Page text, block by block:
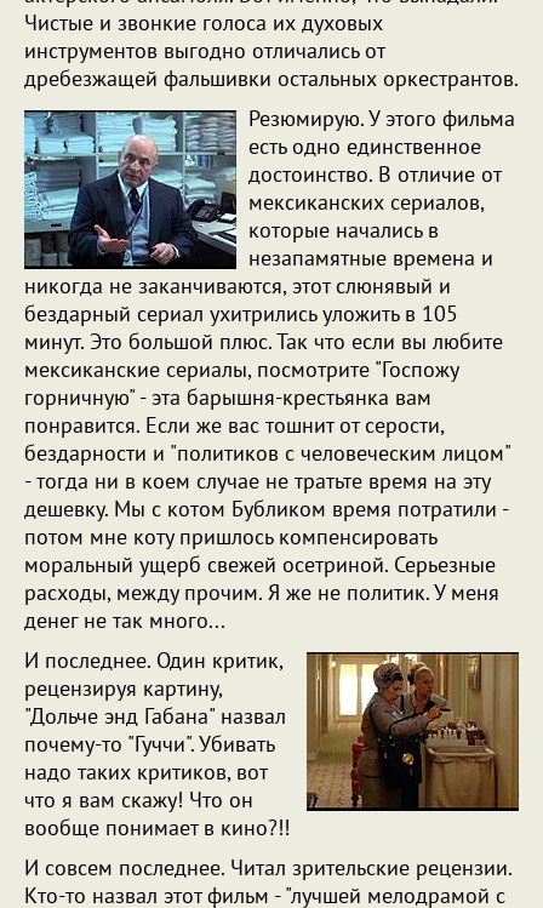
Чистые и звонкие голоса их духовых
инструментов выгодно отличались от
дребезжащей фальшивки остальных оркестрантов.
Резюмирую. У этого фильма
есть одно единственное
достоинство. В отличие от
мексиканских сериалов,
которые начались в
незапамятные времена и
никогда не заканчиваются, этот слюнявый и
бездарный сериал ухитрились уложить в 105
минут. Это большой плюс. Так что если вы любите
мексиканские сериалы, посмотрите "Госпожу
горничную" - эта барышня-крестьянка вам
понравится. Если же вас тошнит от серости,
бездарности и "политиков с человеческим лицом"
- тогда ни в коем случае не тратьте время на эту
дешевку. Мы с котом Бубликом время потратили -
потом мне коту пришлось компенсировать
моральный ущерб свежей осетриной. Серьезные
расходы, между прочим. Я же не политик. У меня
денег не так много...
И последнее. Один критик,
рецензируя картину,
"Дольче энд Габана" назвал
почему-то "Гуччи". Убивать
надо таких критиков, вот
что я вам скажу! Что он
вообще понимает в кино?!!
И совсем последнее. Читал зрительские рецензии.
Кто-то назвал этот фильм - "лучшей мелодрамой с